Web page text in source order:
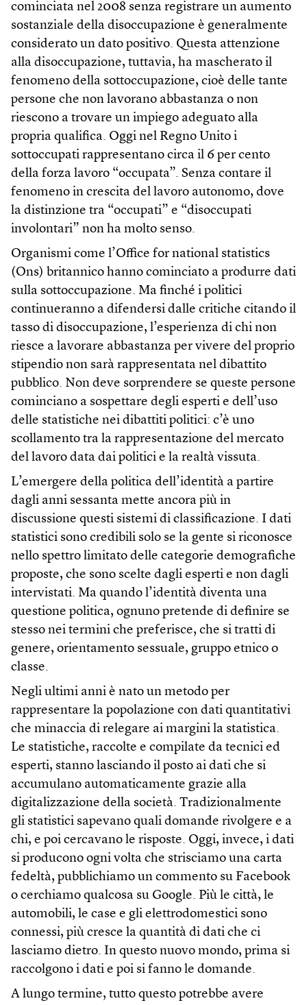
cominciata nel 2008 senza registrare un aumento
sostanziale della disoccupazione è generalmente
considerato un dato positivo. Questa attenzione
alla disoccupazione, tuttavia, ha mascherato il
fenomeno della sottoccupazione, cioè delle tante
persone che non lavorano abbastanza o non
riescono a trovare un impiego adeguato alla
propria qualifica. Oggi nel Regno Unito i
sottoccupati rappresentano circa il 6 per cento
della forza lavoro “occupata”. Senza contare il
fenomeno in crescita del lavoro autonomo, dove
la distinzione tra “occupati” e “disoccupati
involontari” non ha molto senso.
Organismi come l’Office for national statistics
(Ons) britannico hanno cominciato a produrre dati
sulla sottoccupazione. Ma finché i politici
continueranno a difendersi dalle critiche citando il
tasso di disoccupazione, l’esperienza di chi non
riesce a lavorare abbastanza per vivere del proprio
stipendio non sarà rappresentata nel dibattito
pubblico. Non deve sorprendere se queste persone
cominciano a sospettare degli esperti e dell’uso
delle statistiche nei dibattiti politici: c’è uno
scollamento tra la rappresentazione del mercato
del lavoro data dai politici e la realtà vissuta.
L’emergere della politica dell’identità a partire
dagli anni sessanta mette ancora più in
discussione questi sistemi di classificazione. I dati
statistici sono credibili solo se la gente si riconosce
nello spettro limitato delle categorie demografiche
proposte, che sono scelte dagli esperti e non dagli
intervistati. Ma quando l’identità diventa una
questione politica, ognuno pretende di definire se
stesso nei termini che preferisce, che si tratti di
genere, orientamento sessuale, gruppo etnico o
classe.
Negli ultimi anni è nato un metodo per
rappresentare la popolazione con dati quantitativi
che minaccia di relegare ai margini la statistica.
Le statistiche, raccolte e compilate da tecnici ed
esperti, stanno lasciando il posto ai dati che si
accumulano automaticamente grazie alla
digitalizzazione della società. Tradizionalmente
gli statistici sapevano quali domande rivolgere e a
chi, e poi cercavano le risposte. Oggi, invece, i dati
si producono ogni volta che strisciamo una carta
fedeltà, pubblichiamo un commento su Facebook
o cerchiamo qualcosa su Google. Più le città, le
automobili, le case e gli elettrodomestici sono
connessi, più cresce la quantità di dati che ci
lasciamo dietro. In questo nuovo mondo, prima si
raccolgono i dati e poi si fanno le domande.
A lungo termine, tutto questo potrebbe avere